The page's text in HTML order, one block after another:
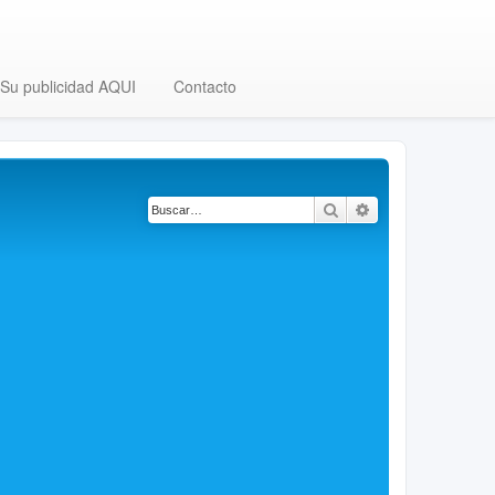
Su publicidad AQUI Contacto
Buscar